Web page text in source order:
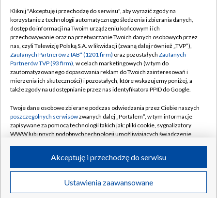
TVP
Abonament TVP
Emisja w TVP
Centrum informacji TVP
Naziemna Telewizja Cyfrowa
Rada Programowa
System NOS
Informacje o nadawcy
Program dla prasy
Ogłoszenie przetargowe
Regulamin TVP
Polityka prywatności
Moje zgody
Pomoc
Kontakt
Kanały
©2026 Telewizja Polska S.A. w likwidacji
Kliknij "Akceptuję i przechodzę do serwisu", aby wyrazić zgody na
korzystanie z technologii automatycznego śledzenia i zbierania danych,
dostęp do informacji na Twoim urządzeniu końcowym i ich
przechowywanie oraz na przetwarzanie Twoich danych osobowych przez
nas, czyli Telewizję Polską S.A. w likwidacji (zwaną dalej również „TVP”),
Zaufanych Partnerów z IAB* (1201 firm) oraz pozostałych Zaufanych
Partnerów TVP (93 firm), w celach marketingowych (w tym do
zautomatyzowanego dopasowania reklam do Twoich zainteresowań i
mierzenia ich skuteczności) i pozostałych, które wskazujemy poniżej, a
także zgody na udostępnianie przez nas identyfikatora PPID do Google.
Twoje dane osobowe zbierane podczas odwiedzania przez Ciebie naszych
poszczególnych serwisówzwanych dalej „Portalem”, w tym informacje
zapisywane za pomocą technologii takich jak: pliki cookie, sygnalizatory
WWW lub innych podobnych technologii umożliwiających świadczenie
ruchu w Internecie.
Twoje dane osobowe zbierane podczas odwiedzania przez Ciebie
poszczególnych serwisówna Portalu, takie jak adresy IP, identyfikatory
Ustawienia zaawansowane
Akceptuję i przechodzę do serwisu